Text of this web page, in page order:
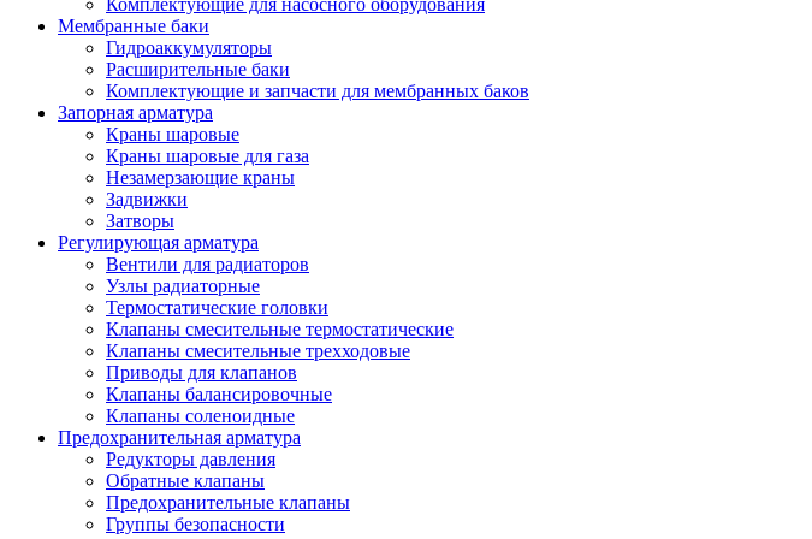
Мембранные баки
Гидроаккумуляторы
Расширительные баки
Комплектующие и запчасти для мембранных баков
Запорная арматура
Краны шаровые
Краны шаровые для газа
Незамерзающие краны
Задвижки
Затворы
Регулирующая арматура
Вентили для радиаторов
Узлы радиаторные
Термостатические головки
Клапаны смесительные термостатические
Клапаны смесительные трехходовые
Приводы для клапанов
Клапаны балансировочные
Клапаны соленоидные
Предохранительная арматура
Редукторы давления
Обратные клапаны
Предохранительные клапаны
Группы безопасности